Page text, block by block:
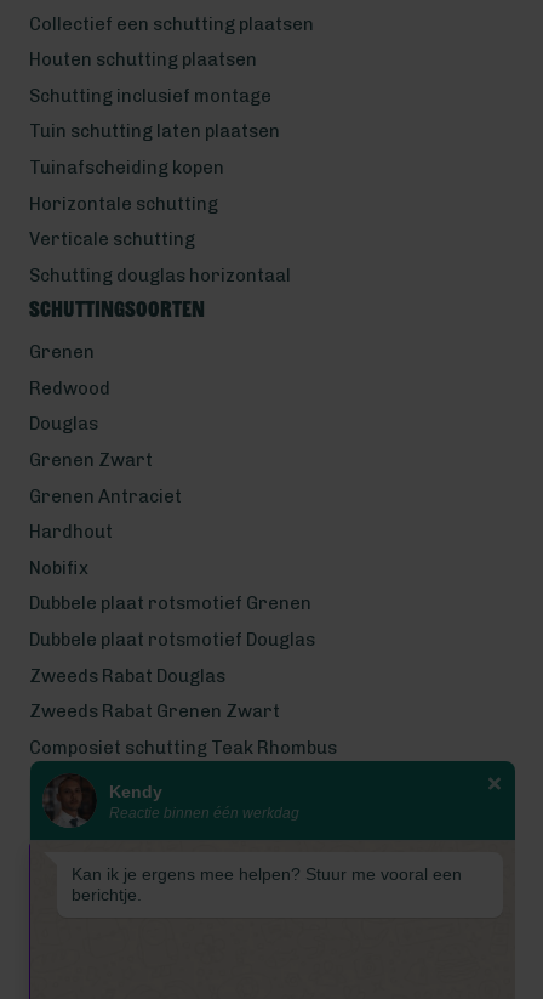
Wij zijn even met bouwvak! Van 7
tot en met 16 augustus is
Collectief een schutting plaatsen
Houten schutting plaatsen
Schutting inclusief montage
Tuin schutting laten plaatsen
Tuinafscheiding kopen
Horizontale schutting
Verticale schutting
Schutting douglas horizontaal
Schuttingsoorten
Grenen
Redwood
Douglas
Grenen Zwart
Grenen Antraciet
Hardhout
Nobifix
Dubbele plaat rotsmotief Grenen
Dubbele plaat rotsmotief Douglas
Zweeds Rabat Douglas
Zweeds Rabat Grenen Zwart
Composiet schutting Teak Rhombus
Wij werken met eerlijke
gecertificeerde houtsoorten
Kendy
Reactie binnen één werkdag
Kan ik je ergens mee helpen? Stuur me vooral een
berichtje.